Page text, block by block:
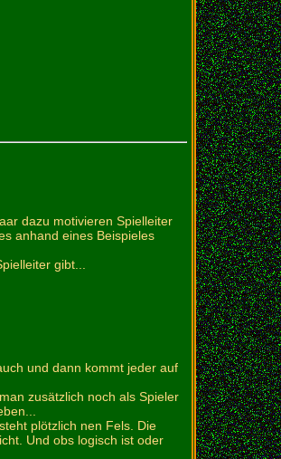
dazu motivieren Spielleiter
anhand eines Beispieles
gibt...
und dann kommt jeder auf
zusätzlich noch als Spieler
plötzlich nen Fels. Die
Und obs logisch ist oder